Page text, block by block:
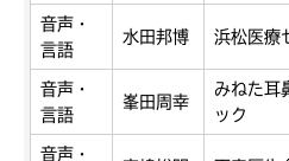
音声・
言語
水田邦博 浜松医療
音声・
言語
峯田周幸
みねた耳
ック
音声・